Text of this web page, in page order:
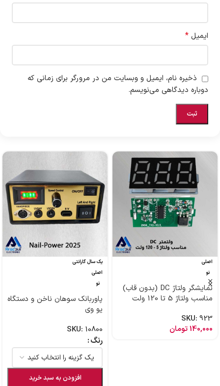
ایمیل *
ذخیره نام، ایمیل و وبسایت من در مرورگر برای زمانی که
دوباره دیدگاهی می‌نویسم.
اصلی
نو
نمایشگر ولتاژ DC (بدون قاب)
مناسب ولتاژ 5 تا 120 ولت
SKU: 923
140,000تومان
یک سال گارانتی
اصلی
نو
پاوربانک سوهان ناخن و دستگاه
یو وی
SKU: 10800
رنگ
افزودن به سبد خرید